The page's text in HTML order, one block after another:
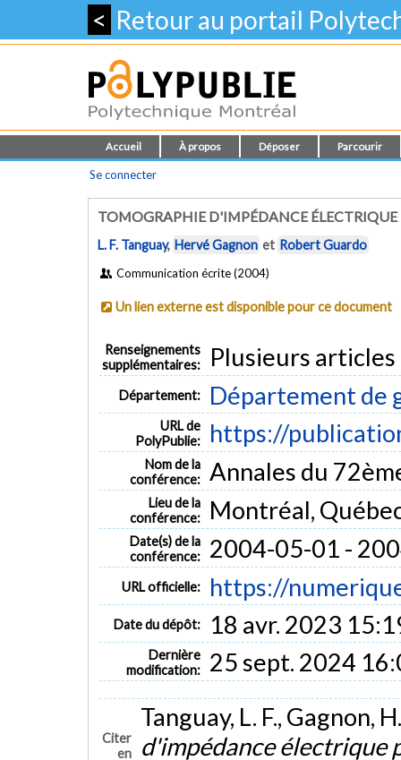
< Retour au portail
Accueil À propos Déposer Parcourir
Se connecter
TOMOGRAPHIE D'IMPÉDANCE
L. F. Tanguay, Hervé Gagnon et Robert Guardo
Communication écrite (2004)
Un lien externe est disponible pour ce document
Renseignements
supplémentaires:
Plusieurs articles
Département: Département de
URL de
PolyPublie:
https://
Nom de la
conférence: Annales du
Lieu de la
conférence:
Montréal,
Date(s) de la
conférence:
2004-05-01 -
URL officielle: https://
Date du dépôt: 18 avr. 2023
Dernière
modification:
25 sept. 2024
Citer
en
Tanguay, L. F., Gagnon,
d'impédance électrique